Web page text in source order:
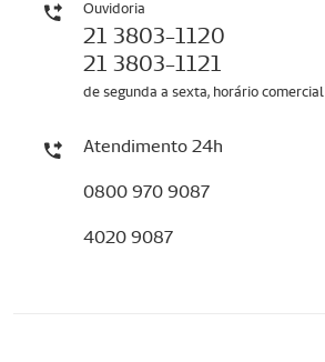
Ouvidoria
21 3803-1120
21 3803-1121
de segunda a sexta, horário comercial
Atendimento 24h
0800 970 9087
4020 9087